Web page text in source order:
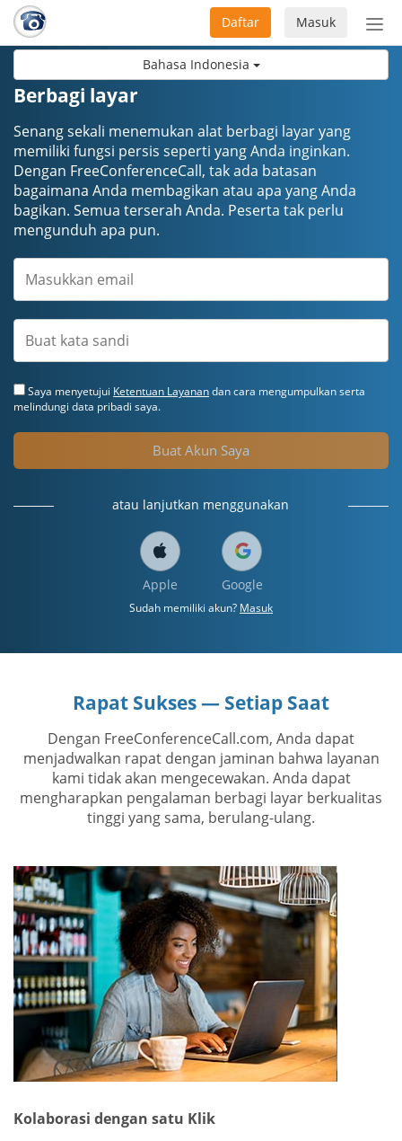
Bahasa Indonesia
Masuk
Daftar
Berbagi layar
Senang sekali menemukan alat berbagi layar yang
memiliki fungsi persis seperti yang Anda inginkan.
Dengan FreeConferenceCall, tak ada batasan
bagaimana Anda membagikan atau apa yang Anda
bagikan. Semua terserah Anda. Peserta tak perlu
mengunduh apa pun.
Saya menyetujui Ketentuan Layanandan cara mengumpulkan serta
melindungi data pribadi saya.
Buat Akun Saya
atau lanjutkan menggunakan
Apple Google
Sudah memiliki akun? Masuk
Rapat Sukses — Setiap Saat
Dengan FreeConferenceCall.com, Anda dapat
menjadwalkan rapat dengan jaminan bahwa layanan
kami tidak akan mengecewakan. Anda dapat
mengharapkan pengalaman berbagi layar berkualitas
tinggi yang sama, berulang-ulang.
Kolaborasi dengan satu Klik